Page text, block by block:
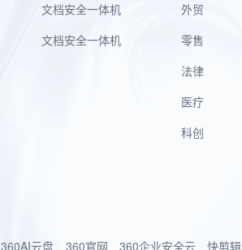
文档安全一体机
文档安全一体机
外贸
零售
法律
医疗
科创
360AI云盘 360官网 360企业安全云 快剪辑